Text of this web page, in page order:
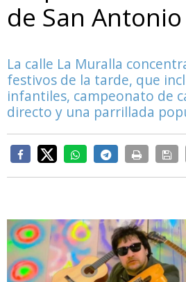
de San Antonio
La calle La Muralla
festivos de la tarde, que
infantiles, campeonato de
directo y una parrillada